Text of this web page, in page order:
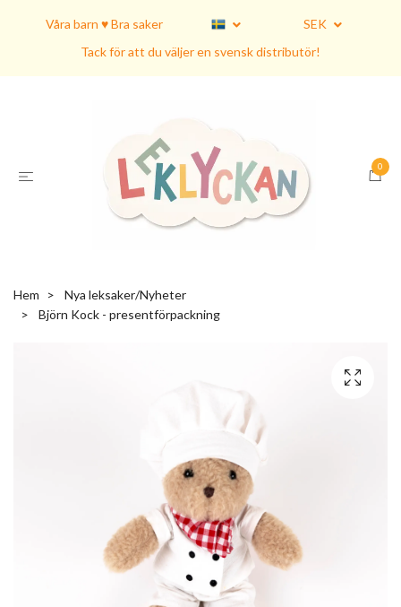
Våra barn ♥ Bra saker
SEK
Tack för att du väljer en svensk distributör!
0
Hem
Nya leksaker/Nyheter
Björn Kock - presentförpackning